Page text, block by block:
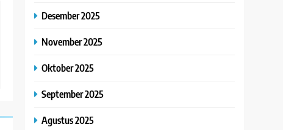
Desember 2025
November 2025
Oktober 2025
September 2025
Agustus 2025